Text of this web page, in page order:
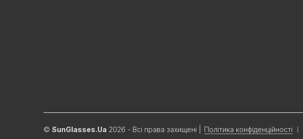
© SunGlasses.Ua 2026 - Всі права захищені Політика конфіденційності